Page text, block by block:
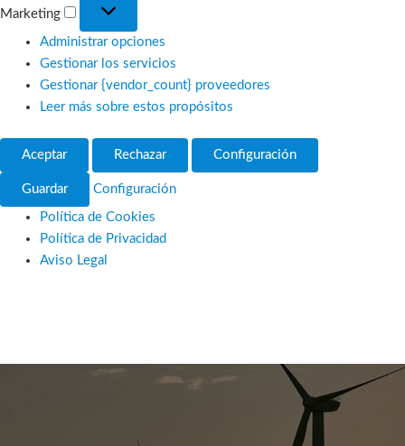
Marketing
Administrar opciones
Gestionar los servicios
Gestionar {vendor_count} proveedores
Leer más sobre estos propósitos
Aceptar Rechazar Configuración
Guardar Configuración
Política de Cookies
Política de Privacidad
Aviso Legal